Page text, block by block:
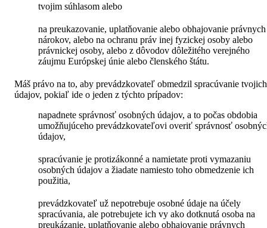
tvojim súhlasom alebo
na preukazovanie, uplatňovanie alebo obhajovanie právnych
nárokov, alebo na ochranu práv inej fyzickej osoby alebo
právnickej osoby, alebo z dôvodov dôležitého verejného
záujmu Európskej únie alebo členského štátu.
Máš právo na to, aby prevádzkovateľ obmedzil spracúvanie tvojich
údajov, pokiaľ ide o jeden z týchto prípadov:
napadnete správnosť osobných údajov, a to počas obdobia
umožňujúceho prevádzkovateľovi overiť správnosť
údajov,
spracúvanie je protizákonné a namietate proti vymazaniu
osobných údajov a žiadate namiesto toho obmedzenie ich
použitia,
prevádzkovateľ už nepotrebuje osobné údaje na účely
spracúvania, ale potrebujete ich vy ako dotknutá osoba na
preukázanie, uplatňovanie alebo obhajovanie právnych